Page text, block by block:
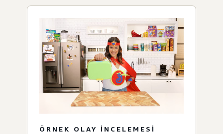
ÖRNEK OLAY INCELEMESI